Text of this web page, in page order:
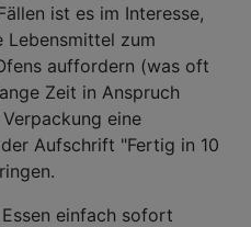
ist es im Interesse,
Lebensmittel zum
auffordern (was oft
Zeit in Anspruch
eine
Aufschrift "Fertig in 10
einfach sofort